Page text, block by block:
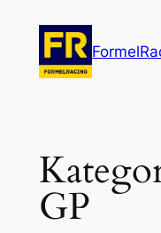
innehåll
GP